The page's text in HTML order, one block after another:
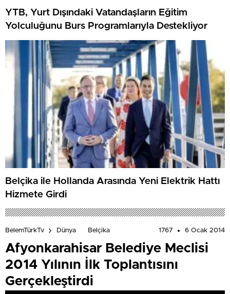
YTB, Yurt Dışındaki Vatandaşların Eğitim
Yolculuğunu Burs Programlarıyla Destekliyor
Belçika ile Hollanda Arasında Yeni Elektrik Hattı
Hizmete Girdi
BelemTürkTv Dünya Belçika 1767 6 Ocak 2014
Afyonkarahisar Belediye Meclisi
2014 Yılının İlk Toplantısını
Gerçekleştirdi